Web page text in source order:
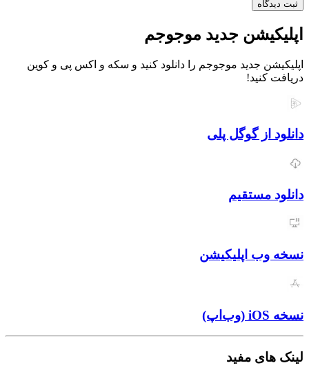
جدید موجوجم
جدید موجوجم را دانلود کنید و سکه و اکس پی و کوین
گوگل پلی
اپلیکیشن
مفید